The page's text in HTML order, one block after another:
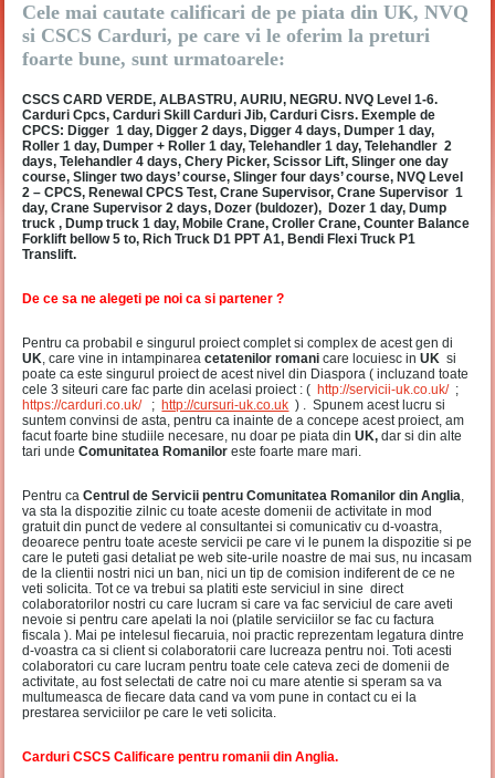
Cele mai cautate calificari de pe piata din UK, NVQ
si CSCS Carduri, pe care vi le oferim la preturi
foarte bune, sunt urmatoarele:
CSCS CARD VERDE, ALBASTRU, AURIU, NEGRU. NVQ Level 1-6.
Carduri Cpcs, Carduri Skill Carduri Jib, Carduri Cisrs. Exemple de
CPCS: Digger 1 day, Digger 2 days, Digger 4 days, Dumper 1 day,
Roller 1 day, Dumper + Roller 1 day, Telehandler 1 day, Telehandler 2
days, Telehandler 4 days, Chery Picker, Scissor Lift, Slinger one day
course, Slinger two days’ course, Slinger four days’ course, NVQ Level
2 – CPCS, Renewal CPCS Test, Crane Supervisor, Crane Supervisor 1
day, Crane Supervisor 2 days, Dozer (buldozer), Dozer 1 day, Dump
truck , Dump truck 1 day, Mobile Crane, Croller Crane, Counter Balance
Forklift bellow 5 to, Rich Truck D1 PPT A1, Bendi Flexi Truck P1
Translift.
De ce sa ne alegeti pe noi ca si partener ?
Pentru ca probabil e singurul proiect complet si complex de acest gen di
UK, care vine in intampinareacetatenilor romani care locuiesc inUK si
poate ca este singurul proiect de acest nivel din Diaspora ( incluzand toate
cele 3 siteuri care fac parte din acelasi proiect : ( http://servicii-uk.co.uk/;
https://carduri.co.uk/; http://cursuri-uk.co.uk ) . Spunem acest lucru si
suntem convinsi de asta, pentru ca inainte de a concepe acest proiect, am
facut foarte bine studiile necesare, nu doar pe piata dinUK, dar si din alte
tari undeComunitatea Romanilor este foarte mare mari.
Pentru caCentrul de Servicii pentru Comunitatea Romanilor din Anglia,
va sta la dispozitie zilnic cu toate aceste domenii de activitate in mod
gratuit din punct de vedere al consultantei si comunicativ cu d-voastra,
deoarece pentru toate aceste servicii pe care vi le punem la dispozitie si pe
care le puteti gasi detaliat pe web site-urile noastre de mai sus, nu incasam
de la clientii nostri nici un ban, nici un tip de comision indiferent de ce ne
veti solicita. Tot ce va trebui sa platiti este serviciul in sine direct
colaboratorilor nostri cu care lucram si care va fac serviciul de care aveti
nevoie si pentru care apelati la noi (platile serviciilor se fac cu factura
fiscala ). Mai pe intelesul fiecaruia, noi practic reprezentam legatura dintre
d-voastra ca si client si colaboratorii care lucreaza pentru noi. Toti acesti
colaboratori cu care lucram pentru toate cele cateva zeci de domenii de
activitate, au fost selectati de catre noi cu mare atentie si speram sa va
multumeasca de fiecare data cand va vom pune in contact cu ei la
prestarea serviciilor pe care le veti solicita.
Carduri CSCS Calificare pentru romanii din Anglia.